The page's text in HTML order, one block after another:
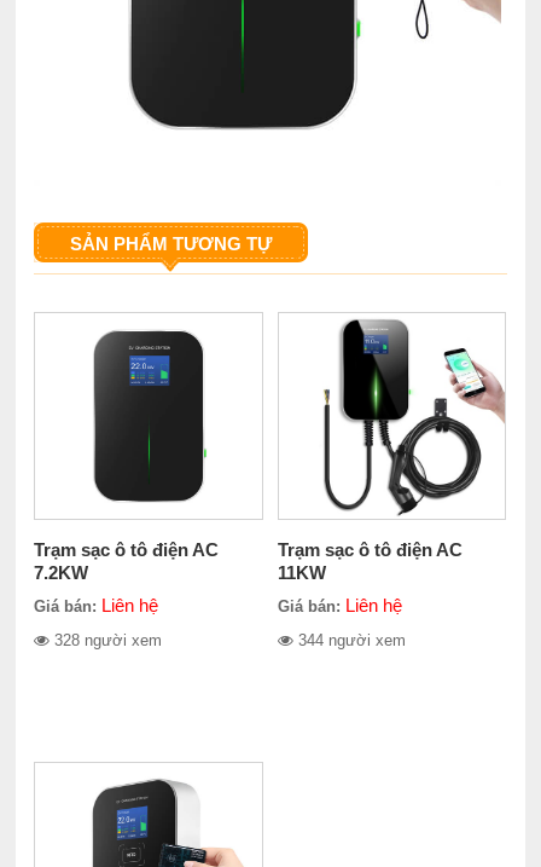
SẢN PHẨM TƯƠNG TỰ
Trạm sạc ô tô điện AC
7.2KW
Giá bán: Liên hệ
328 người xem
Trạm sạc ô tô điện AC
11KW
Giá bán: Liên hệ
344 người xem